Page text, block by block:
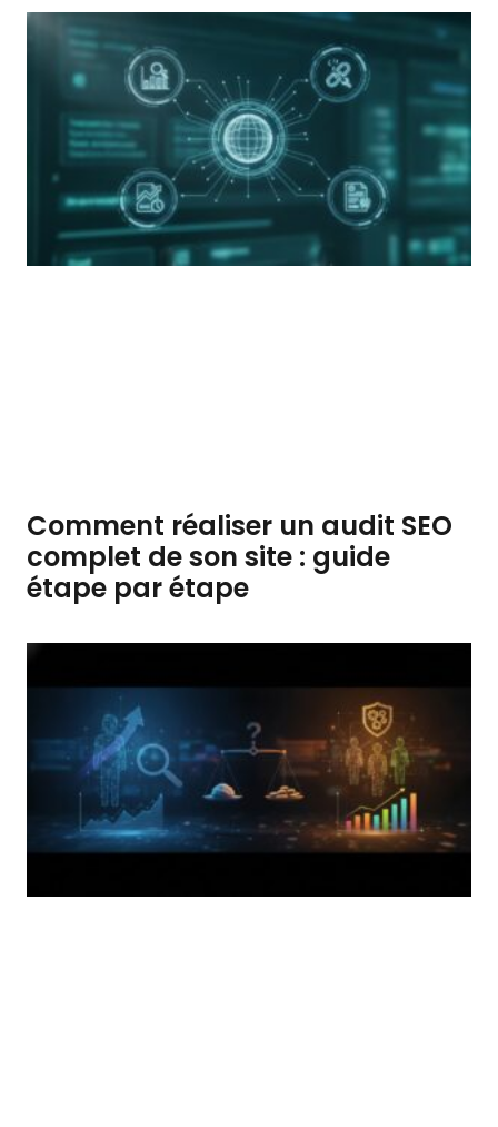
Comment réaliser un audit SEO
complet de son site : guide
étape par étape